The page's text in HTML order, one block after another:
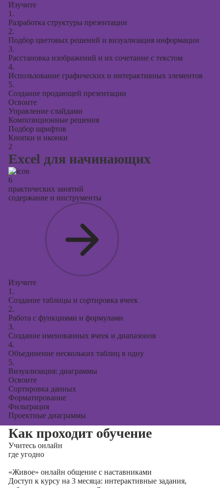
Изучите
1.
Разработка структуры презентации
2.
Подбор цветовых решений и визуализация информации
3.
Расстановка изображений и их сочетание с текстом
4.
Использование графических и интерактивных элементов
5.
Создание продающей презентации
Освоите
Управление слайдами
Композиционные решения
Подбор шрифтов
Кнопки и иконки
2
Excel для начинающих
6
практических занятий
содержание и инструменты
Изучите
1.
Создание таблицы и сортировка ячеек
2.
Работа с функциями и формулами
3.
Создание именованных ячеек и диапазонов
4.
Объединение нескольких таблиц в одну
5.
Визуализация: диаграммы
Освоите
Сортировка данных
Форматирование
Фильтрация
Проектные диаграммы
Как проходит обучение
Учитесь онлайн
где угодно
«Живое» онлайн общение с наставниками
Доступ к курсу на 3 месяца: интерактивные задания,